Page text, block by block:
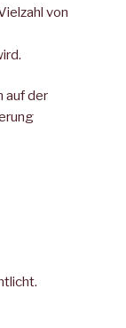
von
auf der